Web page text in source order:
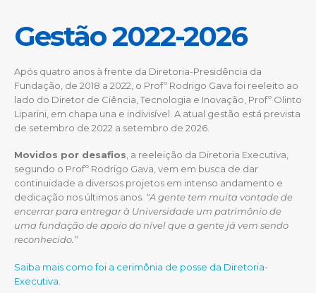
Gestão 2022-2026
Após quatro anos à frente da Diretoria-Presidência da
Fundação, de 2018 a 2022, o Profº Rodrigo Gava foi reeleito ao
lado do Diretor de Ciência, Tecnologia e Inovação, Profº Olinto
Liparini, em chapa una e indivisível. A atual gestão está prevista
de setembro de 2022 a setembro de 2026.
Movidos por desafios, a reeleição da Diretoria Executiva,
segundo o Profº Rodrigo Gava, vem em busca de dar
continuidade a diversos projetos em intenso andamento e
dedicação nos últimos anos. “A gente tem muita vontade de
encerrar para entregar à Universidade um patrimônio de
uma fundação de apoio do nível que a gente já vem sendo
reconhecido.”
Saiba mais como foi a cerimônia de posse da Diretoria-
Executiva.